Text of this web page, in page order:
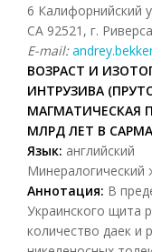
6 Калифорнийский
CA 92521, г.
E-mail:
ВОЗРАСТ И
ИНТРУЗИВА
МАГМАТИЧЕСКАЯ
МЛРД ЛЕТ В
Язык: английский
Минералогический
Аннотация: В
Украинского щита
количество даек и